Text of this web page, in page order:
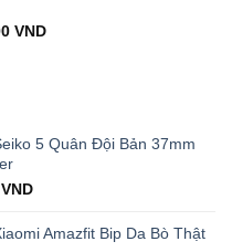
VND.
VNDCurrent
5 Quân Đội Bản 37mm
VNDCurrent
is:
199.000 VND.
Amazfit Bip Da Bò Thật